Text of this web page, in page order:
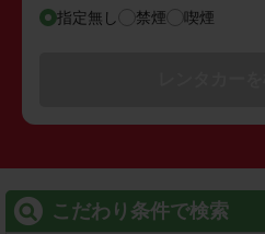
指定無し 禁煙 喫煙
こだわり条件で検索